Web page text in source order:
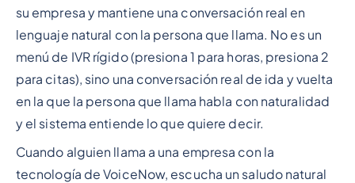
su empresa y mantiene una conversación real en
lenguaje natural con la persona que llama. No es un
menú de IVR rígido (presiona 1 para horas, presiona 2
para citas), sino una conversación real de ida y vuelta
en la que la persona que llama habla con naturalidad
y el sistema entiende lo que quiere decir.
Cuando alguien llama a una empresa con la
tecnología de VoiceNow, escucha un saludo natural